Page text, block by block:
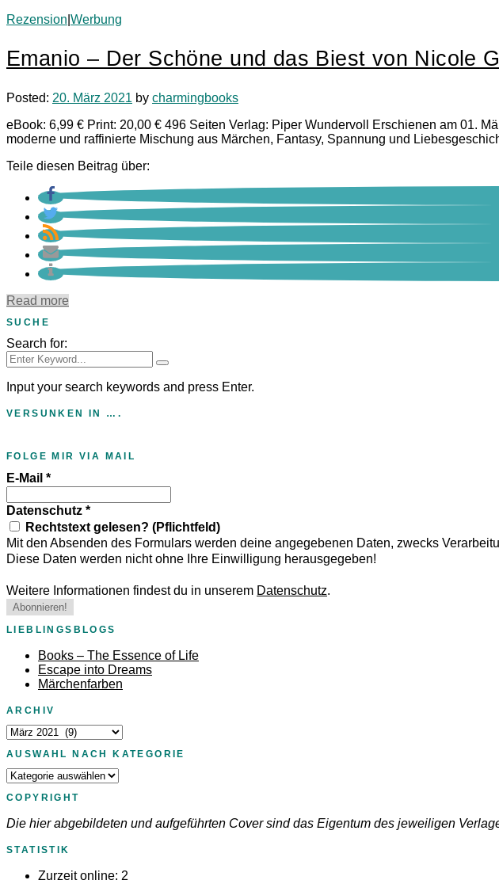
Rezension Werbung
Emanio – Der Schöne und das Biest von Nicole
Posted: 20. März 2021 by charmingbooks
eBook: 6,99 € Print: 20,00 € 496 Seiten Verlag: Piper Wundervoll Erschienen am 01.
moderne und raffinierte Mischung aus Märchen, Fantasy, Spannung und
Teile diesen Beitrag über:
Read more
SUCHE
Search for:
Input your search keywords and press Enter.
VERSUNKEN IN ….
FOLGE MIR VIA MAIL
E-Mail *
Datenschutz *
Rechtstext gelesen? (Pflichtfeld)
Mit den Absenden des Formulars werden deine angegebenen Daten, zwecks
Diese Daten werden nicht ohne Ihre Einwilligung herausgegeben!
Weitere Informationen findest du in unserem Datenschutz.
LIEBLINGSBLOGS
Books – The Essence of Life
Escape into Dreams
Märchenfarben
ARCHIV
Archiv
AUSWAHL NACH KATEGORIE
Auswahl
Kategorie
COPYRIGHT
Die hier abgebildeten und aufgeführten Cover sind das Eigentum des jeweiligen
STATISTIK
Zurzeit online: 2